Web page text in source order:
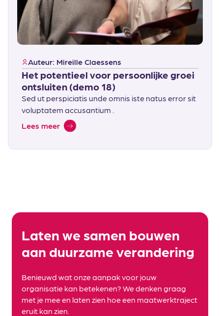
Auteur: Mireille Claessens
Het potentieel voor persoonlijke groei
ontsluiten (demo 18)
Sed ut perspiciatis unde omnis iste natus error sit
voluptatem accusantium .
Lees meer
Laten we samen bouwen
aan duurzame verandering
Benieuwd wat onze aanpak voor jouw
organisatie kan betekenen? We denken graag
met je mee en laten zien hoe een maatwerktraject
eruit kan zien.